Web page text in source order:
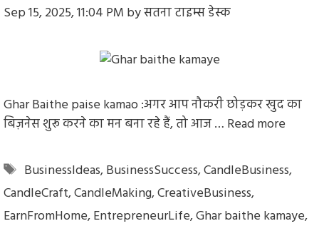
Sep 15, 2025, 11:04 PM byसतना टाइम्स डेस्क
Ghar Baithe paise kamao :अगर आप नौकरी छोड़कर खुद का
बिज़नेस शुरू करने का मन बना रहे हैं, तो आज … Read more
Tags
BusinessIdeas,BusinessSuccess,CandleBusiness,
CandleCraft,CandleMaking,CreativeBusiness,
EarnFromHome,EntrepreneurLife,Ghar baithe kamaye,